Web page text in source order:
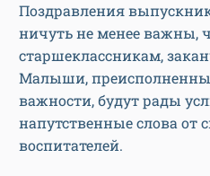
Поздравления
ничуть не менее важны,
старшеклассникам,
Малыши,
важности, будут рады
напутственные слова от
воспитателей.